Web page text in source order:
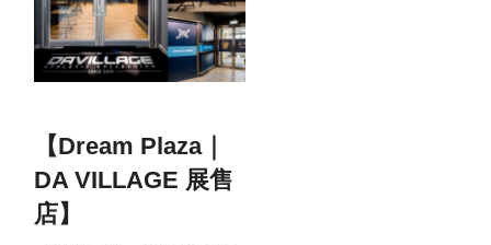
【Dream Plaza｜
DA VILLAGE 展售
店】